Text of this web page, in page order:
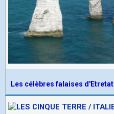
Les célèbres falaises d'Etretat